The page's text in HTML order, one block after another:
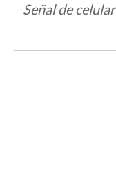
Señal de celular